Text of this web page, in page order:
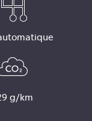
g/km